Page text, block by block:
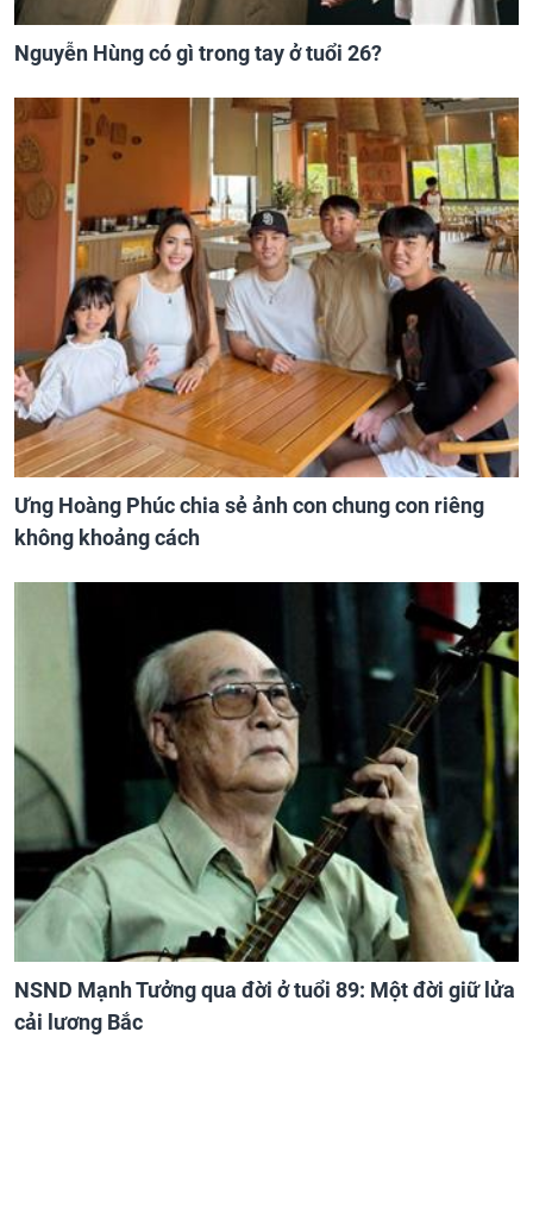
Nguyễn Hùng có gì trong tay ở tuổi 26?
Ưng Hoàng Phúc chia sẻ ảnh con chung con riêng
không khoảng cách
NSND Mạnh Tưởng qua đời ở tuổi 89: Một đời giữ lửa
cải lương Bắc